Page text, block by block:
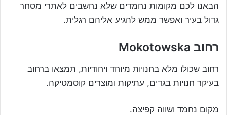
הבאנו לכם מקומות נחמדים שלא נחשבים לאתרי מסחר
גדול בעיר ואפשר ממש להגיע אליהם רגלית.
רחוב Mokotowska
רחוב שכולו מלא בחנויות מיוחד ויחודיות, תמצאו ברחוב
בעיקר חנויות בגדים, עתיקות ומוצרים קוסמטיקה.
מקום נחמד ושווה קפיצה.